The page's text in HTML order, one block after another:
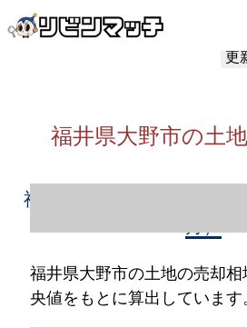
更
福井県大野市の土
福井県大野市の土地売却情
福井県大野市の土地の売却
央値をもとに算出しています。